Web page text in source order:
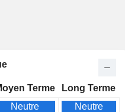
Terme
Long Terme
Neutre
Neutre